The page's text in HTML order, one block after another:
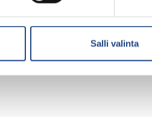
Salli valinta